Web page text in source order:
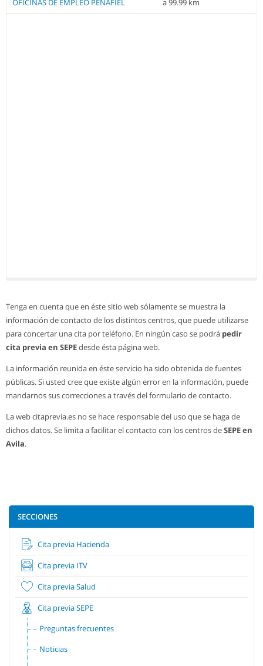
OFICINAS DE EMPLEO PEÑAFIEL a 99.99 km
Tenga en cuenta que en éste sitio web sólamente se muestra la
información de contacto de los distintos centros, que puede utilizarse
para concertar una cita por teléfono. En ningún caso se podrá pedir
cita previa en SEPEdesde ésta página web.
La información reunida en éste servicio ha sido obtenida de fuentes
públicas. Si usted cree que existe algún error en la información, puede
mandarnos sus correcciones a través del formulario de contacto.
La web citaprevia.es no se hace responsable del uso que se haga de
dichos datos. Se limita a facilitar el contacto con los centros deSEPE en
Avila.
SECCIONES
Cita previa Hacienda
Cita previa ITV
Cita previa Salud
Cita previa SEPE
Preguntas frecuentes
Noticias